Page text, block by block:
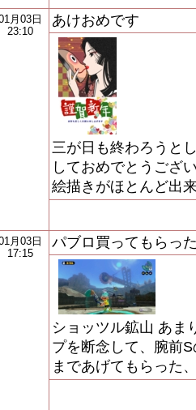
月03日
23:10
あけおめです
三が日も終わろうと
しておめでとうござ
絵描きがほとんど出
月03日
17:15
パブロ買ってもらっ
ショッツル鉱山 あま
プを断念して、腕前
まであげてもらった